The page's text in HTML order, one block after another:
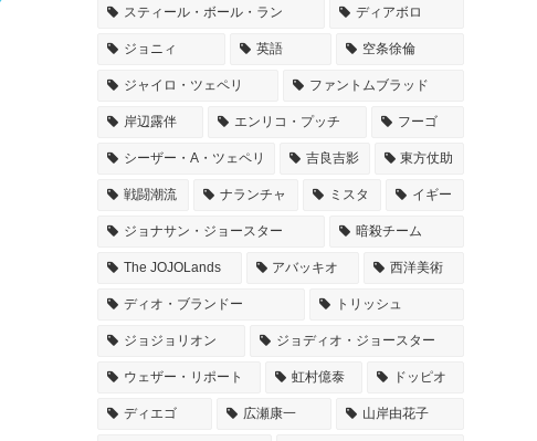
スティール・ボール・ラン ディアボロ
ジョニィ 英語 空条徐倫
ジャイロ・ツェペリ ファントムブラッド
岸辺露伴 エンリコ・プッチ フーゴ
シーザー・A・ツェペリ 吉良吉影 東方仗助
戦闘潮流 ナランチャ ミスタ イギー
ジョナサン・ジョースター 暗殺チーム
The JOJOLands アバッキオ 西洋美術
ディオ・ブランドー トリッシュ
ジョジョリオン ジョディオ・ジョースター
ウェザー・リポート 虹村億泰 ドッピオ
ディエゴ 広瀬康一 山岸由花子